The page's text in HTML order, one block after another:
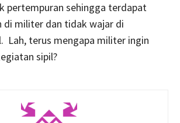
pertempuran sehingga terdapat
di militer dan tidak wajar di
Lah, terus mengapa militer ingin
sipil?